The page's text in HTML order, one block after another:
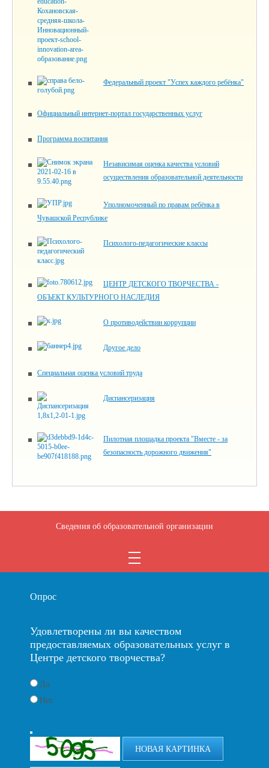
Федеральный проект "Успех каждого ребёнка"
Официальный интернет-портал государственных услуг
Программа воспитания
Независимая оценка качества условий
осуществления образовательной деятельности
Уполномоченный по правам ребёнка в
Чувашской Республике
Психолого-педагогические классы
ЦЕНТР ДЕТСКОГО ТВОРЧЕСТВА -
ОБЪЕКТ КУЛЬТУРНОГО НАСЛЕДИЯ
О противодействии коррупции
Другое дело
Специальная оценка условий труда
Диспансеризация
Пилотная площадка проекта "Вместе - за
безопасность дорожного движения"
Сведения об образовательной организации
Опрос
Удовлетворены ли вы качеством
предоставляемых образовательных услуг в
Центре детского творчества?
Да
Нет
НОВАЯ КАРТИНКА